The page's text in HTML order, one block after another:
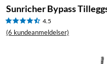
Sunricher Bypass
4.5
(6 kundeanmeldelser)